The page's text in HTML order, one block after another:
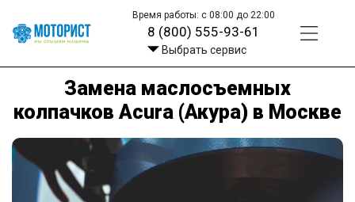
Время работы: с 08:00 до 22:00
8 (800) 555-93-61
Выбрать сервис
Замена маслосъемных
колпачков Acura (Акура) в Москве